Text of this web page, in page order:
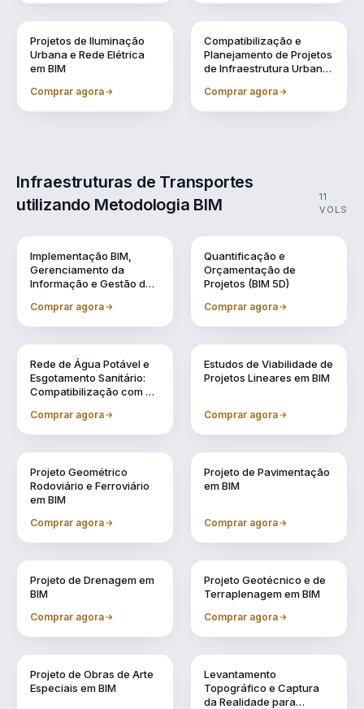
Projetos de Iluminação
Urbana e Rede Elétrica
em BIM
Comprar agora
Compatibilização e
Planejamento de Projetos
de Infraestrutura Urbana
Comprar agora
Infraestruturas de Transportes
utilizando Metodologia BIM
11
VOLS
Implementação BIM,
Gerenciamento da
Informação e Gestão de
Comprar agora
Quantificação e
Orçamentação de
Projetos (BIM 5D)
Comprar agora
Rede de Água Potável e
Esgotamento Sanitário:
Compatibilização com a
Comprar agora
Estudos de Viabilidade de
Projetos Lineares em BIM
Comprar agora
Projeto Geométrico
Rodoviário e Ferroviário
em BIM
Comprar agora
Projeto de Pavimentação
em BIM
Comprar agora
Projeto de Drenagem em
BIM
Comprar agora
Projeto Geotécnico e de
Terraplenagem em BIM
Comprar agora
Projeto de Obras de Arte
Especiais em BIM
Levantamento
Topográfico e Captura
da Realidade para